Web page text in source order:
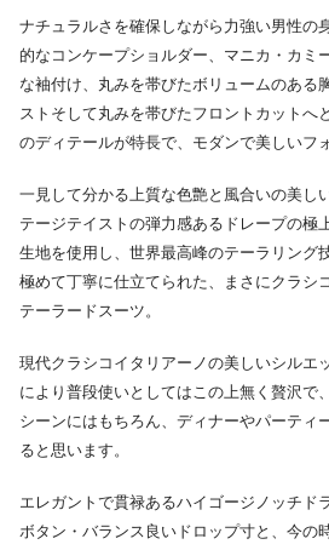
ナチュラルさを確保しながら力強い男性の
的なコンケープショルダー、マニカ・カミ
な袖付け、丸みを帯びたボリュームのある
ストそして丸みを帯びたフロントカットへ
のディテールが特長で、モダンで美しいフ
一見して分かる上質な色艶と風合いの美し
テージテイストの弾力感あるドレープの極
生地を使用し、世界最高峰のテーラリング
極めて丁寧に仕立てられた、まさにクラシ
テーラードスーツ。
現代クラシコイタリアーノの美しいシルエ
により普段使いとしてはこの上無く贅沢で
シーンにはもちろん、ディナーやパーティ
ると思います。
エレガントで貫禄あるハイゴージノッチド
ボタン・バランス良いドロップ寸と、今の